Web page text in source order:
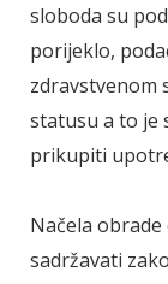
sloboda su
porijeklo,
zdravstvenom
statusu a to je
prikupiti
Načela
sadržavati